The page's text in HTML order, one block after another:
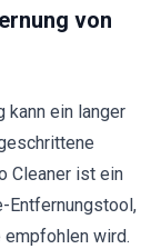
von
kann ein langer
Cleaner ist ein
Entfernungstool,
empfohlen wird.